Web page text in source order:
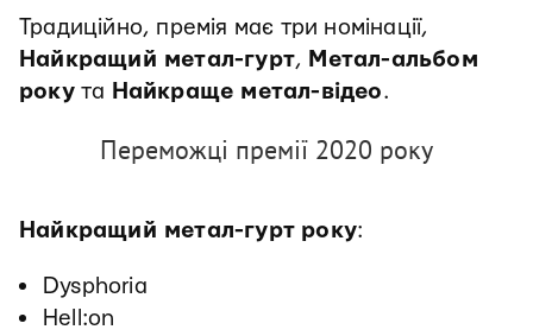
Традиційно, премія має три номінації,
Найкращий метал-гурт, Метал-альбом
рокута Найкраще метал-відео.
Переможці премії 2020 року
Найкращий метал-гурт року:
Dysphoria
Hell:on